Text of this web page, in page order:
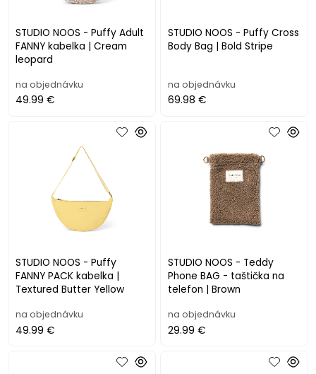
STUDIO NOOS - Puffy Adult
FANNY kabelka | Cream
leopard
na objednávku
49.99 €
STUDIO NOOS - Puffy Cross
Body Bag | Bold Stripe
na objednávku
69.98 €
STUDIO NOOS - Puffy
FANNY PACK kabelka |
Textured Butter Yellow
na objednávku
49.99 €
STUDIO NOOS - Teddy
Phone BAG - taštička na
telefon | Brown
na objednávku
29.99 €